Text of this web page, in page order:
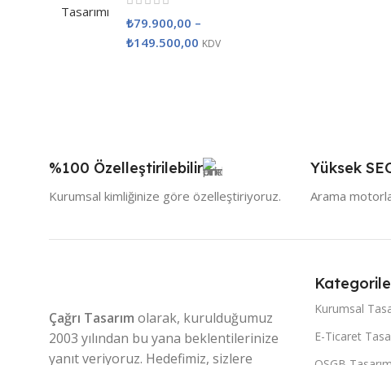
₺79.900,00 –
₺149.500,00 KDV
%100 Özelleştirilebilir
Kurumsal kimliğinize göre özelleştiriyoruz.
Yüksek
Arama
Çağrı Tasarım olarak, kurulduğumuz
2003 yılından bu yana beklentilerinize
yanıt veriyoruz. Hedefimiz, sizlere
Kurumsal
E-Ticaret